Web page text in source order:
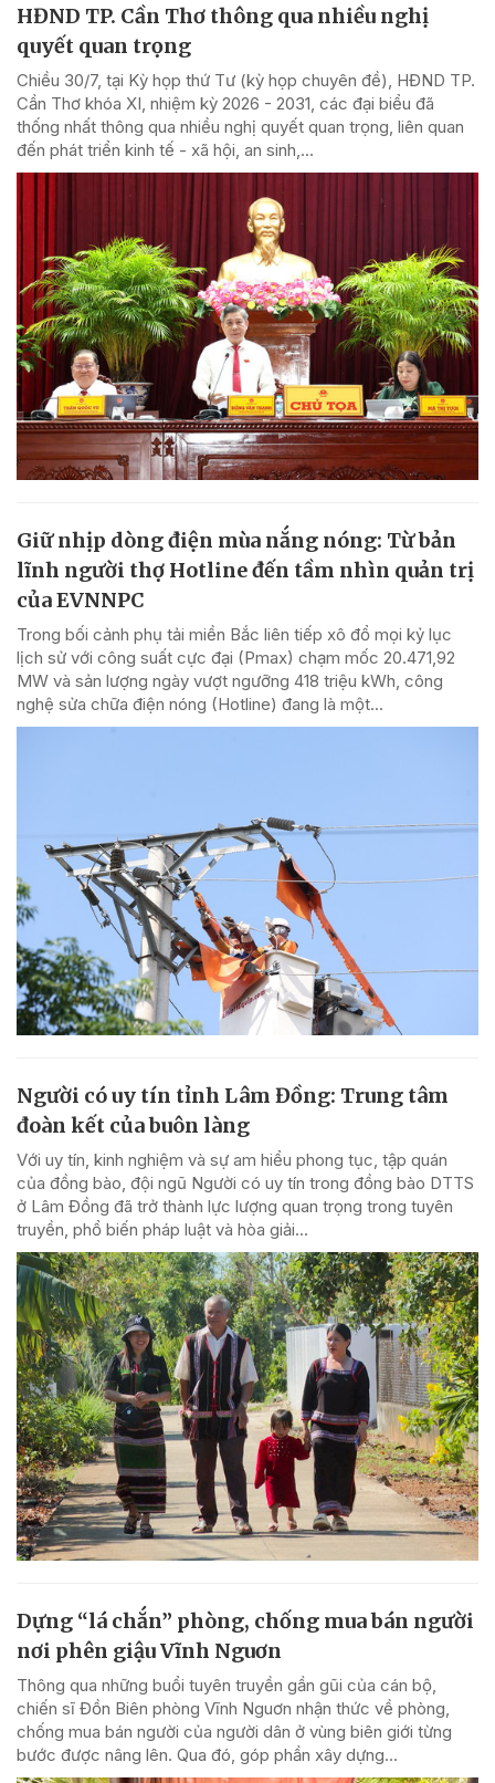
HĐND TP. Cần Thơ thông qua nhiều nghị
quyết quan trọng
Chiều 30/7, tại Kỳ họp thứ Tư (kỳ họp chuyên đề), HĐND TP.
Cần Thơ khóa XI, nhiệm kỳ 2026 - 2031, các đại biểu đã
thống nhất thông qua nhiều nghị quyết quan trọng, liên quan
đến phát triển kinh tế - xã hội, an sinh,...
Giữ nhịp dòng điện mùa nắng nóng: Từ bản
lĩnh người thợ Hotline đến tầm nhìn quản trị
của EVNNPC
Trong bối cảnh phụ tải miền Bắc liên tiếp xô đổ mọi kỷ lục
lịch sử với công suất cực đại (Pmax) chạm mốc 20.471,92
MW và sản lượng ngày vượt ngưỡng 418 triệu kWh, công
nghệ sửa chữa điện nóng (Hotline) đang là một...
Người có uy tín tỉnh Lâm Đồng: Trung tâm
đoàn kết của buôn làng
Với uy tín, kinh nghiệm và sự am hiểu phong tục, tập quán
của đồng bào, đội ngũ Người có uy tín trong đồng bào DTTS
ở Lâm Đồng đã trở thành lực lượng quan trọng trong tuyên
truyền, phổ biến pháp luật và hòa giải...
Dựng “lá chắn” phòng, chống mua bán người
nơi phên giậu Vĩnh Nguơn
Thông qua những buổi tuyên truyền gần gũi của cán bộ,
chiến sĩ Đồn Biên phòng Vĩnh Nguơn nhận thức về phòng,
chống mua bán người của người dân ở vùng biên giới từng
bước được nâng lên. Qua đó, góp phần xây dựng...